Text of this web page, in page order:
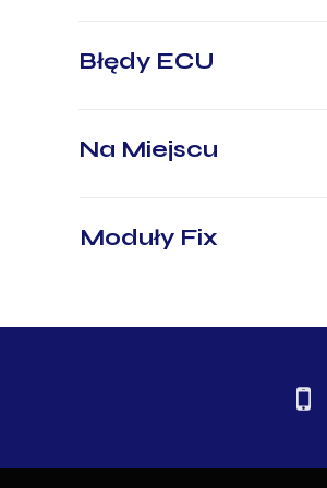
Błędy ECU
Na Miejscu
Moduły Fix